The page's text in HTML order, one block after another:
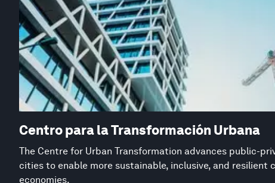
Centro para la Transformación Urbana
The Centre for Urban Transformation advances public-
cities to enable more sustainable, inclusive, and resilient
economies.